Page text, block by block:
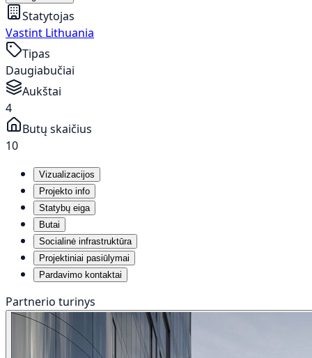
Statytojas
Vastint Lithuania
Tipas
Daugiabučiai
Aukštai
4
Butų skaičius
10
Vizualizacijos
Projekto info
Statybų eiga
Butai
Socialinė infrastruktūra
Projektiniai pasiūlymai
Pardavimo kontaktai
Partnerio turinys